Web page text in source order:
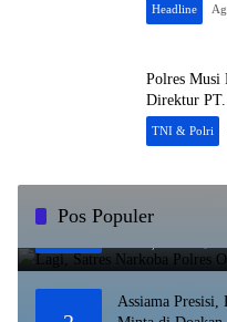
Headline
Polres Musi
Direktur PT.
TNI & Polri
Pos Populer
1
Sabu
Assiama Presisi,